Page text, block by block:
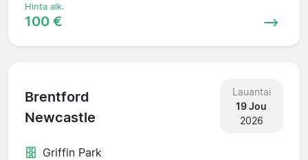
Hinta alk.
100 €
Brentford
Newcastle
Lauantai
19 Jou
2026
Griffin Park